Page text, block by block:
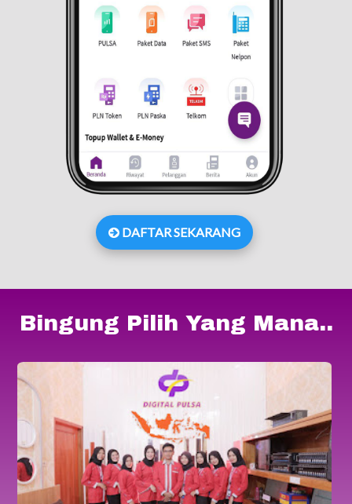
DAFTAR SEKARANG
Bingung Pilih Yang Mana..